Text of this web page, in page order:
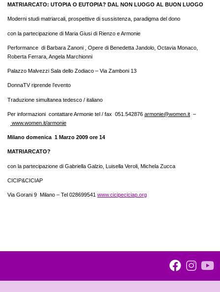
MATRIARCATO: UTOPIA O EUTOPIA? DAL NON LUOGO AL BUON LUOGO
Moderni studi matriarcali, prospettive di sussistenza, paradigma del dono
con la partecipazione di Maria Giusi di Rienzo e Armonie
Performance di Barbara Zanoni , Opere di Benedetta Jandolo, Octavia Monaco,
Roberta Ferrara, Angela Marchionni
Palazzo Malvezzi Sala dello Zodiaco – Via Zamboni 13
DonnaTV riprende l’evento
Traduzione simultanea tedesco / italiano
Per informazioni contattare Armonie tel / fax 051.542876 armonie@women.it –
www.women.it/armonie
Milano domenica 1 Marzo 2009 ore 14
MATRIARCATO?
con la partecipazione di Gabriella Galzio, Luisella Veroli, Michela Zucca
CICIP&CICIAP
Via Gorani 9 Milano – Tel 028699541 www.cicipeciciap.org